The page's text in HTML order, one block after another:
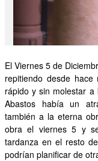
AFÍLIATE
El Viernes 5 de
repitiendo desde
rápido y sin molestar
Abastos había un
también a la eterna
obra el viernes 5 y
tardanza en el resto
podrían planificar de